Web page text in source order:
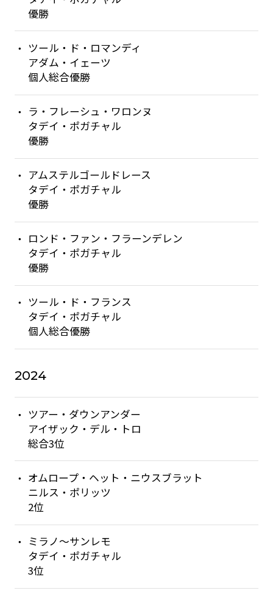
優勝
ツール・ド・ロマンディ
アダム・イェーツ
個人総合優勝
ラ・フレーシュ・ワロンヌ
タデイ・ポガチャル
優勝
アムステルゴールドレース
タデイ・ポガチャル
優勝
ロンド・ファン・フラーンデレン
タデイ・ポガチャル
優勝
ツール・ド・フランス
タデイ・ポガチャル
個人総合優勝
2024
ツアー・ダウンアンダー
アイザック・デル・トロ
総合3位
オムロープ・ヘット・ニウスブラット
ニルス・ポリッツ
2位
ミラノ〜サンレモ
タデイ・ポガチャル
3位